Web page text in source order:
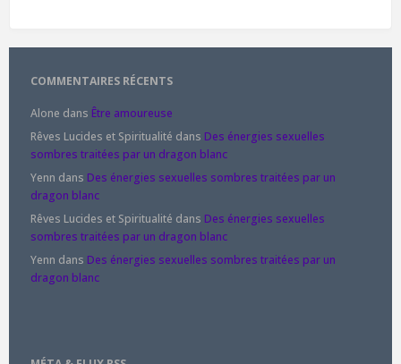
COMMENTAIRES RÉCENTS
Alone dans Être amoureuse
Rêves Lucides et Spiritualité dans Des énergies sexuelles
sombres traitées par un dragon blanc
Yenn dans Des énergies sexuelles sombres traitées par un
dragon blanc
Rêves Lucides et Spiritualité dans Des énergies sexuelles
sombres traitées par un dragon blanc
Yenn dans Des énergies sexuelles sombres traitées par un
dragon blanc